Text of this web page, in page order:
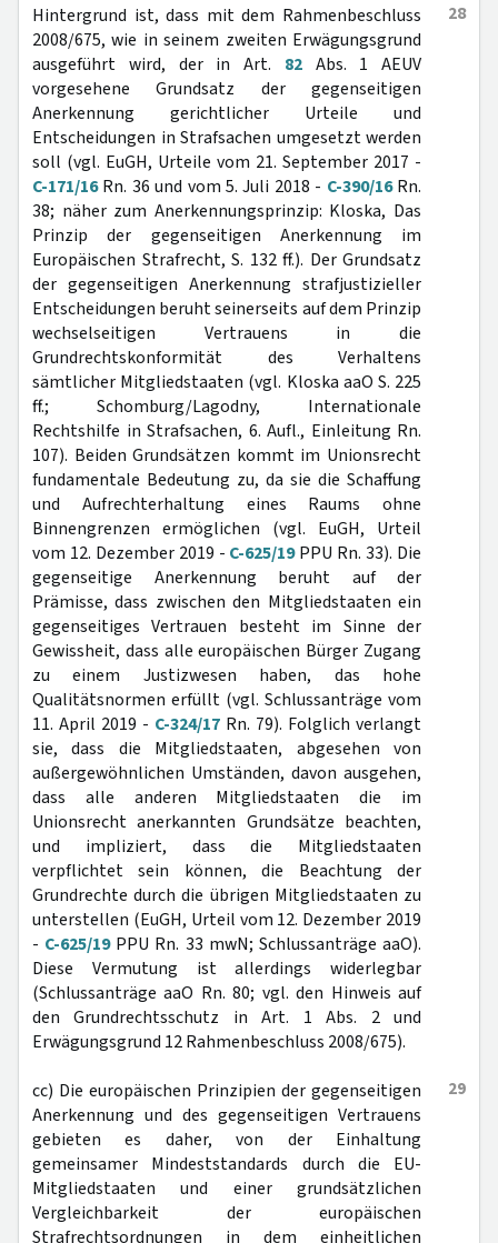
28
Hintergrund ist, dass mit dem Rahmenbeschluss
2008/675, wie in seinem zweiten Erwägungsgrund
ausgeführt wird, der in Art. 82Abs. 1 AEUV
vorgesehene Grundsatz der gegenseitigen
Anerkennung gerichtlicher Urteile und
Entscheidungen in Strafsachen umgesetzt werden
soll (vgl. EuGH, Urteile vom 21. September 2017 -
C-171/16Rn. 36 und vom 5. Juli 2018 - C-390/16Rn.
38; näher zum Anerkennungsprinzip: Kloska, Das
Prinzip der gegenseitigen Anerkennung im
Europäischen Strafrecht, S. 132 ff.). Der Grundsatz
der gegenseitigen Anerkennung strafjustizieller
Entscheidungen beruht seinerseits auf dem Prinzip
wechselseitigen Vertrauens in die
Grundrechtskonformität des Verhaltens
sämtlicher Mitgliedstaaten (vgl. Kloska aaO S. 225
ff.; Schomburg/Lagodny, Internationale
Rechtshilfe in Strafsachen, 6. Aufl., Einleitung Rn.
107). Beiden Grundsätzen kommt im Unionsrecht
fundamentale Bedeutung zu, da sie die Schaffung
und Aufrechterhaltung eines Raums ohne
Binnengrenzen ermöglichen (vgl. EuGH, Urteil
vom 12. Dezember 2019 - C-625/19PPU Rn. 33). Die
gegenseitige Anerkennung beruht auf der
Prämisse, dass zwischen den Mitgliedstaaten ein
gegenseitiges Vertrauen besteht im Sinne der
Gewissheit, dass alle europäischen Bürger Zugang
zu einem Justizwesen haben, das hohe
Qualitätsnormen erfüllt (vgl. Schlussanträge vom
11. April 2019 - C-324/17 Rn. 79). Folglich verlangt
sie, dass die Mitgliedstaaten, abgesehen von
außergewöhnlichen Umständen, davon ausgehen,
dass alle anderen Mitgliedstaaten die im
Unionsrecht anerkannten Grundsätze beachten,
und impliziert, dass die Mitgliedstaaten
verpflichtet sein können, die Beachtung der
Grundrechte durch die übrigen Mitgliedstaaten zu
unterstellen (EuGH, Urteil vom 12. Dezember 2019
- C-625/19PPU Rn. 33 mwN; Schlussanträge aaO).
Diese Vermutung ist allerdings widerlegbar
(Schlussanträge aaO Rn. 80; vgl. den Hinweis auf
den Grundrechtsschutz in Art. 1 Abs. 2 und
Erwägungsgrund 12 Rahmenbeschluss 2008/675).
29
cc) Die europäischen Prinzipien der gegenseitigen
Anerkennung und des gegenseitigen Vertrauens
gebieten es daher, von der Einhaltung
gemeinsamer Mindeststandards durch die EU-
Mitgliedstaaten und einer grundsätzlichen
Vergleichbarkeit der europäischen
Strafrechtsordnungen in dem einheitlichen